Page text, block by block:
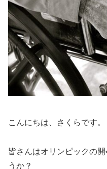
こんにちは、さくらです。
皆さんはオリンピックの
うか？